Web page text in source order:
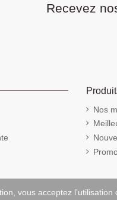
Recevez
Nos
vous acceptez